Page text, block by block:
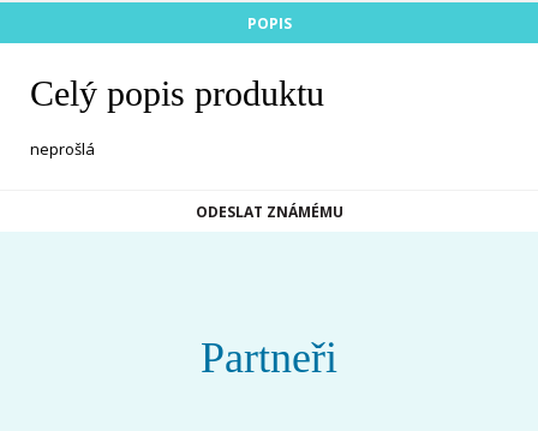
POPIS
Celý popis produktu
neprošlá
ODESLAT ZNÁMÉMU
Partneři